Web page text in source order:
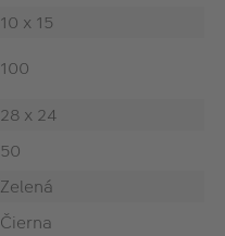
10 x 15
100
28 x 24
50
Zelená
Čierna